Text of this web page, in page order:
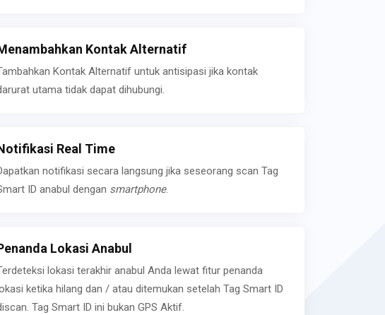
Kontak Alternatif
Kontak Alternatif untuk antisipasi jika kontak
utama tidak dapat dihubungi.
Real Time
notifikasi secara langsung jika seseorang scan Tag
ID anabul dengan smartphone.
Lokasi Anabul
lokasi terakhir anabul Anda lewat fitur penanda
ketika hilang dan / atau ditemukan setelah Tag Smart ID
Tag Smart ID ini bukan GPS Aktif.